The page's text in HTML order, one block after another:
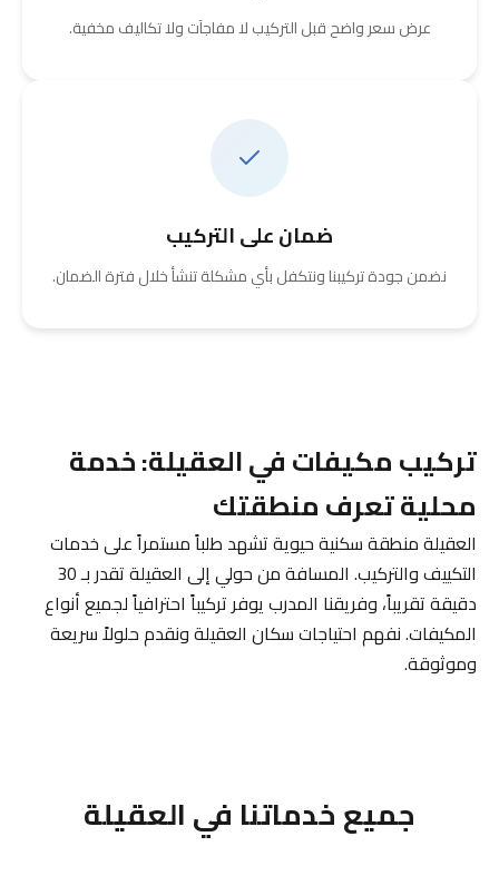
عرض سعر واضح قبل التركيب لا مفاجآت ولا تكاليف مخفية.
ضمان على التركيب
نضمن جودة تركيبنا ونتكفل بأي مشكلة تنشأ خلال فترة الضمان.
تركيب مكيفات في العقيلة: خدمة
محلية تعرف منطقتك
العقيلة منطقة سكنية حيوية تشهد طلباً مستمراً على خدمات
التكييف والتركيب. المسافة من حولي إلى العقيلة تقدر بـ 30
دقيقة تقريباً، وفريقنا المدرب يوفر تركيباً احترافياً لجميع أنواع
المكيفات. نفهم احتياجات سكان العقيلة ونقدم حلولاً سريعة
وموثوقة.
جميع خدماتنا في العقيلة